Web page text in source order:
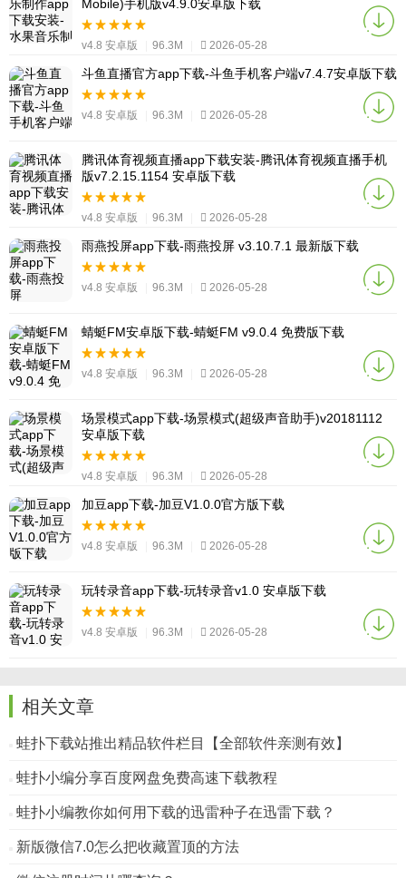
Mobile)手机版v4.9.0安卓版下载
v4.8 安卓版 96.3M 2026-05-28
斗鱼直播官方app下载-斗鱼手机客户端v7.4.7安卓版下载
v4.8 安卓版 96.3M 2026-05-28
腾讯体育视频直播app下载安装-腾讯体育视频直播手机
版v7.2.15.1154 安卓版下载
v4.8 安卓版 96.3M 2026-05-28
雨燕投屏app下载-雨燕投屏 v3.10.7.1 最新版下载
v4.8 安卓版 96.3M 2026-05-28
蜻蜓FM安卓版下载-蜻蜓FM v9.0.4 免费版下载
v4.8 安卓版 96.3M 2026-05-28
场景模式app下载-场景模式(超级声音助手)v20181112
安卓版下载
v4.8 安卓版 96.3M 2026-05-28
加豆app下载-加豆V1.0.0官方版下载
v4.8 安卓版 96.3M 2026-05-28
玩转录音app下载-玩转录音v1.0 安卓版下载
v4.8 安卓版 96.3M 2026-05-28
相关文章
蛙扑下载站推出精品软件栏目【全部软件亲测有效】
蛙扑小编分享百度网盘免费高速下载教程
蛙扑小编教你如何用下载的迅雷种子在迅雷下载？
新版微信7.0怎么把收藏置顶的方法